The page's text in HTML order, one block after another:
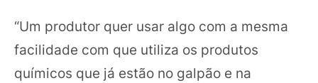
“Um produtor quer usar algo com a mesma
facilidade com que utiliza os produtos
químicos que já estão no galpão e na